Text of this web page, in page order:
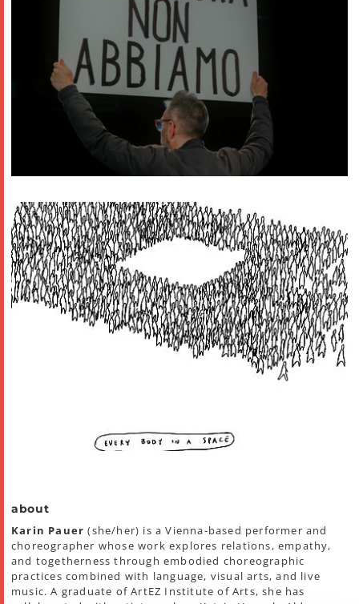
about
Karin Pauer (she/her) is a Vienna-based performer and
choreographer whose work explores relations, empathy,
and togetherness through embodied choreographic
practices combined with language, visual arts, and live
music. A graduate of ArtEZ Institute of Arts, she has